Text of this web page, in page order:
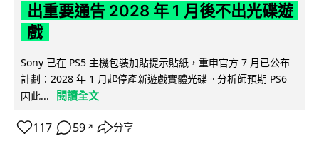
出重要通告 2028 年 1 月後不出光碟遊
戲
Sony 已在 PS5 主機包裝加貼提示貼紙，重申官方 7 月已公布
計劃：2028 年 1 月起停產新遊戲實體光碟。分析師預期 PS6
因此...
閱讀全文
117 59 ↗ 分享